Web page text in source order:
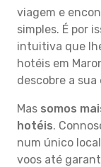
viagem e
simples. É por
intuitiva que
hotéis em
descobre a
Mas somos
hotéis.
num único
voos até